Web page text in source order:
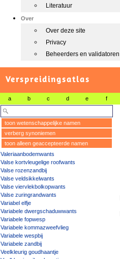
Literatuur
Over
Over deze site
Privacy
Beheerders en validatoren
Verspreidingsatlas
a b c d e f
toon wetenschappelijke namen
verberg synoniemen
toon alleen geaccepteerde namen
Valeriaanbodemwants
Valse kortvleugelige roofwants
Valse rozenzandbij
Valse veldsikkelwants
Valse viervlekbolkopwants
Valse zuringrandwants
Variabel elfje
Variabele dwergschaduwwants
Variabele fopwesp
Variabele kommazweefvlieg
Variabele wespbij
Variabele zandbij
Veelkleurig goudhaantje